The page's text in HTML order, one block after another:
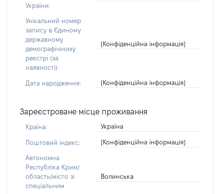
України:
Унікальний номер
запису в Єдиному
державному
демографічному
реєстрі (за
наявності):
[Конфіденційна інформація]
Дата народження: [Конфіденційна інформація]
Зареєстроване місце проживання
Країна: Україна
Поштовий індекс: [Конфіденційна інформація]
Автономна
Республіка Крим/
область/місто зі
спеціальним
Волинська